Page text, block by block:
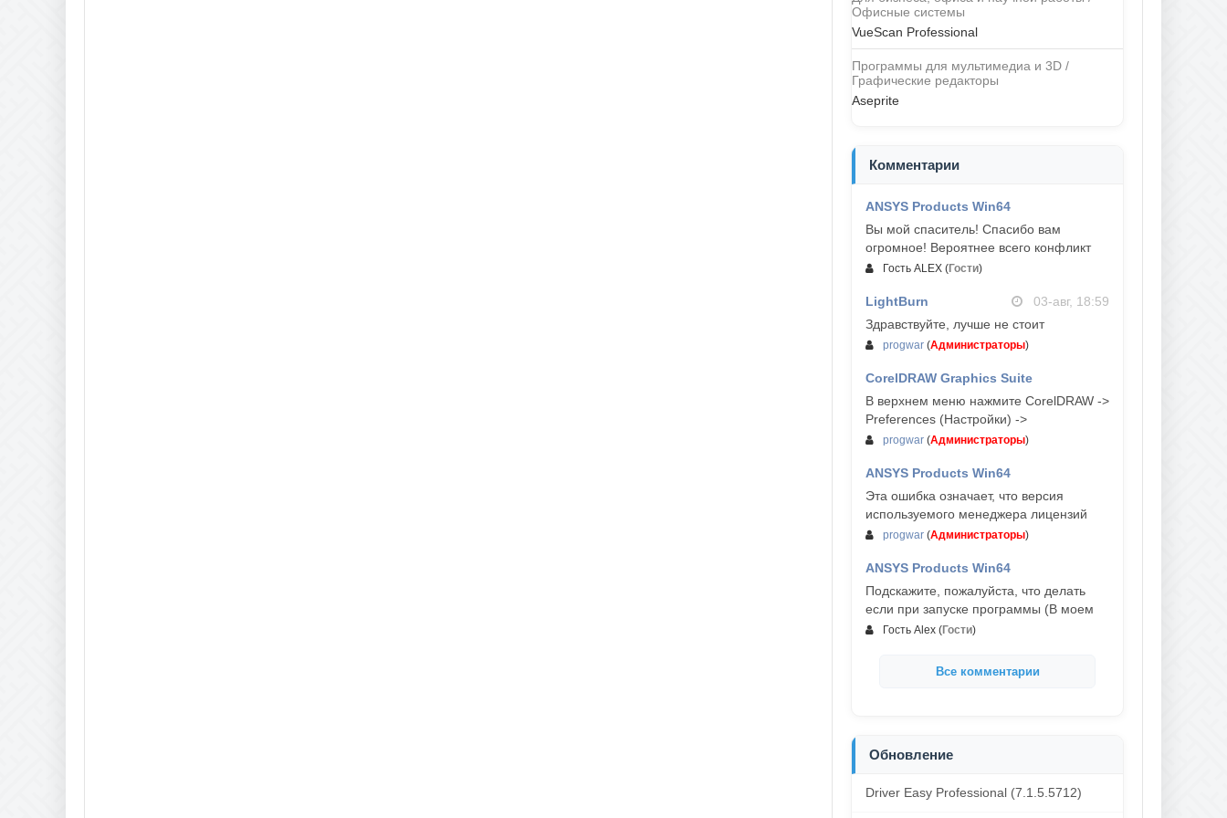
Офисные системы
VueScan Professional
Программы для мультимедиа и 3D /
Графические редакторы
Aseprite
Комментарии
ANSYS Products Win64
Вы мой спаситель! Спасибо вам
огромное! Вероятнее всего конфликт
Гость ALEX (Гости)
LightBurn
03-авг, 18:59
Здравствуйте, лучше не стоит
progwar (Администраторы)
CorelDRAW Graphics Suite
03-авг, 18:58
В верхнем меню нажмите CorelDRAW ->
Preferences (Настройки) ->
progwar (Администраторы)
ANSYS Products Win64
Эта ошибка означает, что версия
используемого менеджера лицензий
progwar (Администраторы)
ANSYS Products Win64
Подскажите, пожалуйста, что делать
если при запуске программы (В моем
Гость Alex (Гости)
Все комментарии
Обновление
Driver Easy Professional (7.1.5.5712)